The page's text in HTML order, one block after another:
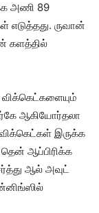
அணி 89
எடுத்தது. ருவான்
களத்தில்
விக்கெட்களையும்
ஆகியோர்தலா
இருக்க
ஆப்பிரிக்க
ஆல் அவுட்